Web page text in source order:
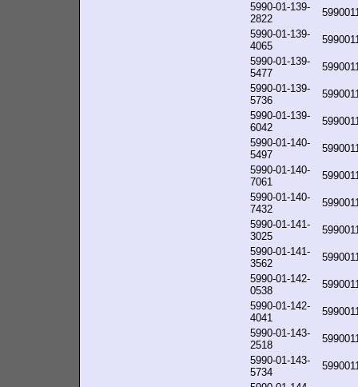
5990-01-139-
2822
5990-01-139-
4065
5990-01-139-
5477
5990-01-139-
5736
5990-01-139-
6042
5990-01-140-
5497
5990-01-140-
7061
5990-01-140-
7432
5990-01-141-
3025
5990-01-141-
3562
5990-01-142-
0538
5990-01-142-
4041
5990-01-143-
2518
5990-01-143-
5734